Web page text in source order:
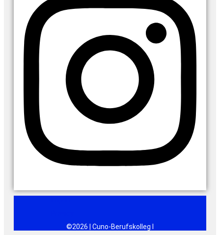
©2026 | Cuno-Berufskolleg I